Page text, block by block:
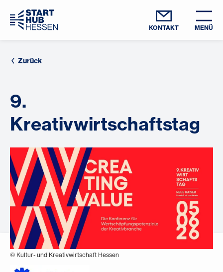
KONTAKT MENÜ
Zurück
9.
Kreativwirtschaftstag
© Kultur- und Kreativwirtschaft Hessen